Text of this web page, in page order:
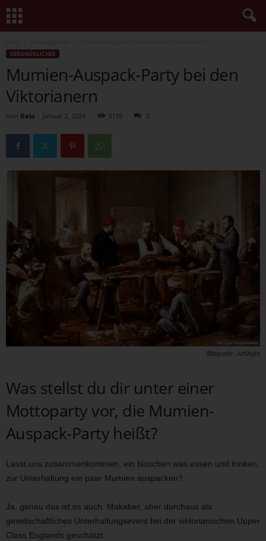
VERGNÜGLICHES
Mumien-Auspack-Party bei den
Viktorianern
Von fiala - Januar 2, 2024 3139 0
Bildquelle: ArtMight
Was stellst du dir unter einer
Mottoparty vor, die Mumien-
Auspack-Party heißt?
Lasst uns zusammenkommen, ein bisschen was essen und trinken,
zur Unterhaltung ein paar Mumien auspacken?
Ja, genau das ist es auch. Makaber, aber durchaus als
gesellschaftliches Unterhaltungsevent bei der viktorianischen Upper
Class Englands geschätzt.